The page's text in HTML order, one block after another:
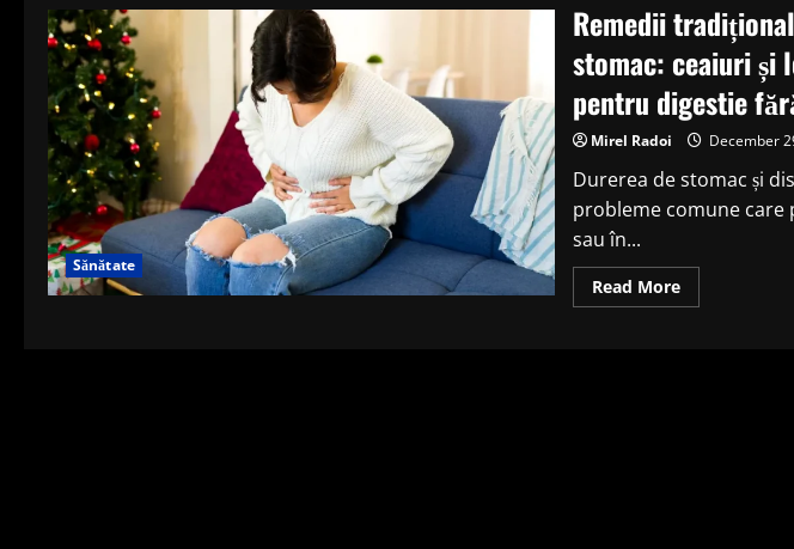
Sănătate
Remedii
stomac: ceaiuri și
pentru digestie
Mirel Radoi December
Durerea de stomac și
probleme comune care
sau în...
Read MoreRead
more